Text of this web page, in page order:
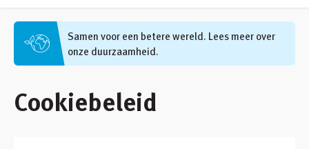
Assortiment
Oplossingen
Vakkennis
Zoek binnen assortiment
Zoek informatie
Samen voor een betere wereld. Lees meer over
onze duurzaamheid.
Cookiebeleid